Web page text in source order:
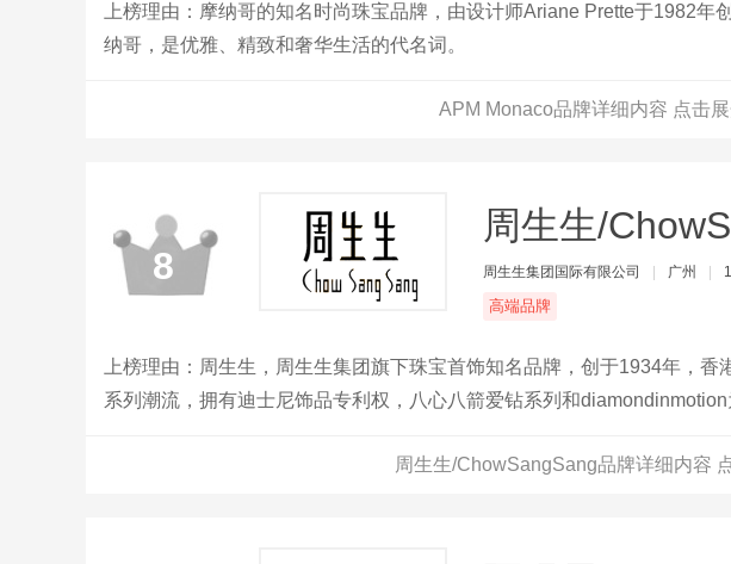
上榜理由：摩纳哥的知名时尚珠宝品牌，由设计师Ariane Prette于1982
纳哥，是优雅、精致和奢华生活的代名词。
APM Monaco品牌详细内容 点击
8
周生生/
周生生集团国际有限公司 广州
高端品牌
上榜理由：周生生，周生生集团旗下珠宝首饰知名品牌，创于1934年，
系列潮流，拥有迪士尼饰品专利权，八心八箭爱钻系列和diamondinmotion
周生生/ChowSangSang品牌详细内容